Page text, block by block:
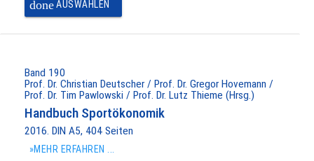
doneAUSWÄHLEN
Band 190
Prof. Dr. Christian Deutscher / Prof. Dr. Gregor Hovemann /
Prof. Dr. Tim Pawlowski / Prof. Dr. Lutz Thieme (Hrsg.)
Handbuch Sportökonomik
2016. DIN A5, 404 Seiten
»MEHR ERFAHREN ...